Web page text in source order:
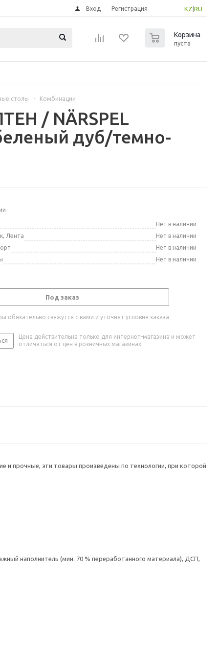
KZ RU
Вход Регистрация
Корзина
пуста
столы - Комбинации
/ NÄRSPEL
дуб/темно-
Нет в наличии
Лента
Нет в наличии
Нет в наличии
Нет в наличии
Под заказ
обязательно свяжутся с вами и уточнят условия заказа
Цена действительна только для интернет-магазина и может
отличаться от цен в розничных магазинах
прочные, эти товары произведены по технологии, при которой
наполнитель (мин. 70 % переработанного материала), ДСП,